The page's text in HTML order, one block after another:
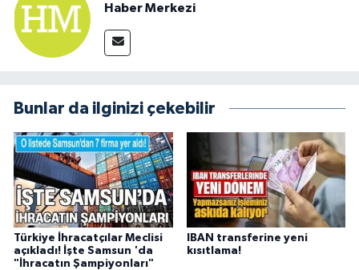
Haber Merkezi
Bunlar da ilginizi çekebilir
Türkiye İhracatçılar Meclisi
açıkladı! İşte Samsun 'da
"İhracatın Şampiyonları"
IBAN transferine yeni
kısıtlama!